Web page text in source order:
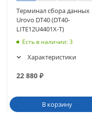
Терминал сбора данных
Urovo DT40 (DT40-
LITE12U4401X-T)
Есть в наличии: 3
Характеристики
22 880 ₽
В корзину